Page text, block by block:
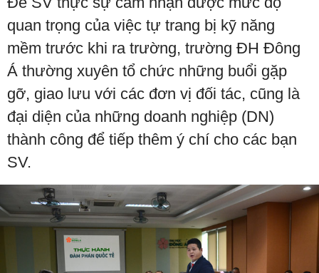
quan trọng của việc tự trang bị kỹ năng
mềm trước khi ra trường, trường ĐH Đông
Á thường xuyên tổ chức những buổi gặp
gỡ, giao lưu với các đơn vị đối tác, cũng là
đại diện của những doanh nghiệp (DN)
thành công để tiếp thêm ý chí cho các bạn
SV.